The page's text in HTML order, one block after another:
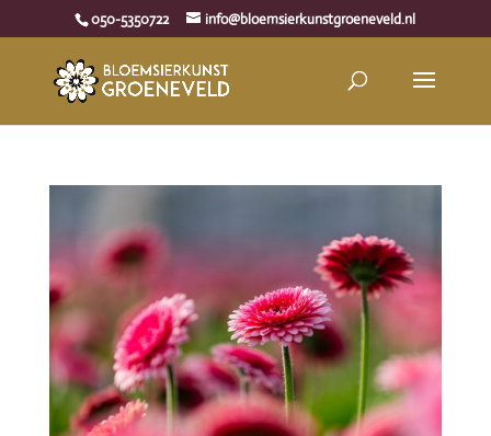
050-5350722 info@bloemsierkunstgroeneveld.nl